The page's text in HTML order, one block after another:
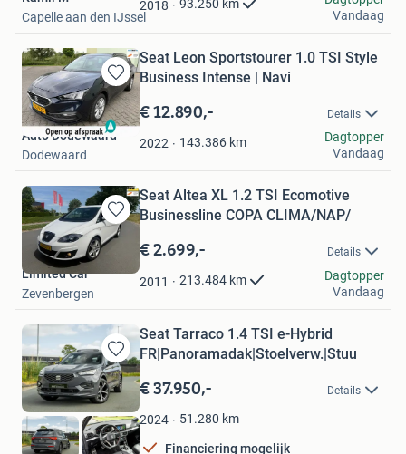
2018 93.250 km
Capelle aan den IJssel
Vandaag
Bewaren
in
Mijn
Favorieten
Seat Leon Sportstourer 1.0 TSI Style
Business Intense | Navi
€ 12.890,- Details
2022 143.386 km
Auto Dodewaard
Dodewaard
Dagtopper
Vandaag
Bewaren
in
Mijn
Favorieten
Seat Altea XL 1.2 TSI Ecomotive
Businessline COPA CLIMA/NAP/
€ 2.699,- Details
2011 213.484 km
Limited Car
Zevenbergen
Dagtopper
Vandaag
Bewaren
in
Mijn
Favorieten
Seat Tarraco 1.4 TSI e-Hybrid
FR|Panoramadak|Stoelverw.|Stuu
€ 37.950,- Details
2024 51.280 km
Financiering mogelijk